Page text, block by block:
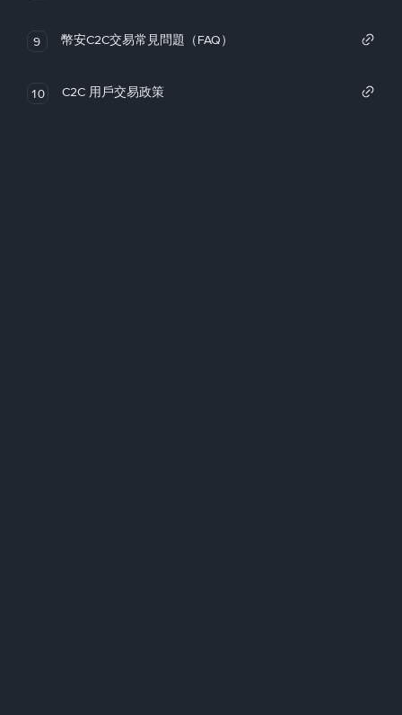
9 幣安C2C交易常見問題（FAQ）
10 C2C 用戶交易政策